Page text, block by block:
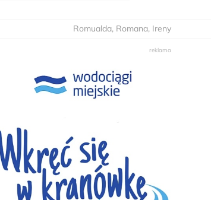
Romualda, Romana, Ireny